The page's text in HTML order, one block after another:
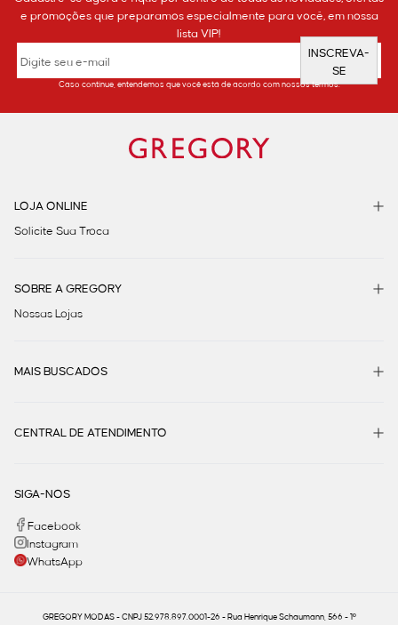
e promoções que preparamos especialmente para você, em nossa
lista VIP!
INSCREVA-
SE
Caso continue, entendemos que você está de acordo com nossos termos.
LOJA ONLINE
Solicite Sua Troca
SOBRE A GREGORY
Nossas Lojas
MAIS BUSCADOS
CENTRAL DE ATENDIMENTO
SIGA-NOS
Facebook
Instagram
WhatsApp
GREGORY MODAS - CNPJ 52.978.897.0001-26 - Rua Henrique Schaumann, 566 - 1º